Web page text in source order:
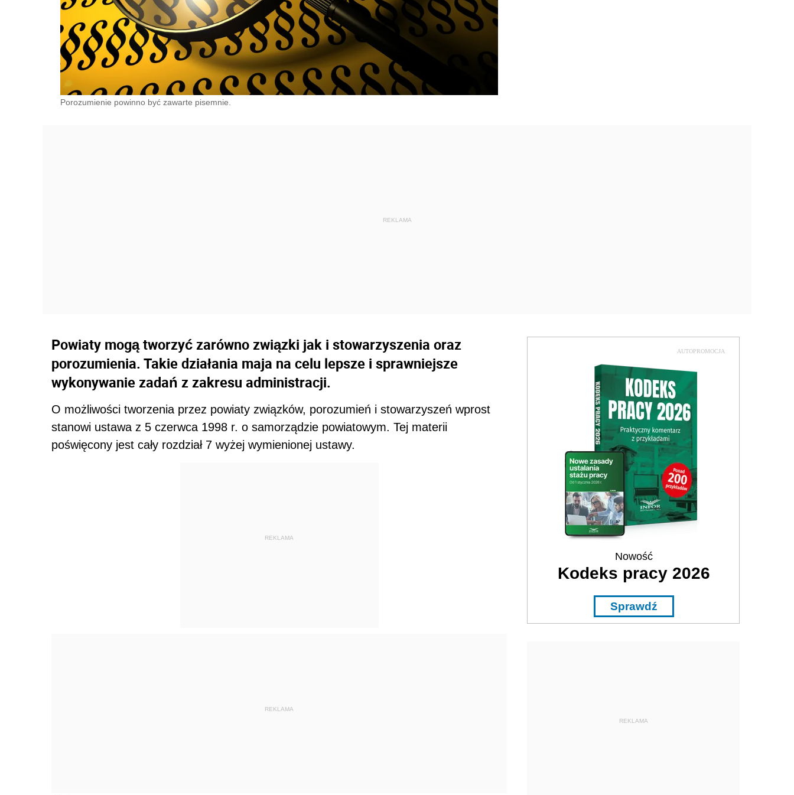
Porozumienie powinno być zawarte pisemnie.
Powiaty mogą tworzyć zarówno związki jak i stowarzyszenia oraz
porozumienia. Takie działania maja na celu lepsze i sprawniejsze
wykonywanie zadań z zakresu administracji.
O możliwości tworzenia przez powiaty związków, porozumień i stowarzyszeń wprost
stanowi ustawa z 5 czerwca 1998 r. o samorządzie powiatowym. Tej materii
poświęcony jest cały rozdział 7 wyżej wymienionej ustawy.
REKLAMA
REKLAMA
AUTOPROMOCJA
Nowość
Kodeks pracy 2026
Sprawdź
REKLAMA